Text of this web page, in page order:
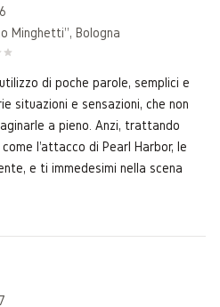
Minghetti", Bologna
di poche parole, semplici e
situazioni e sensazioni, che non
a pieno. Anzi, trattando
l'attacco di Pearl Harbor, le
e ti immedesimi nella scena